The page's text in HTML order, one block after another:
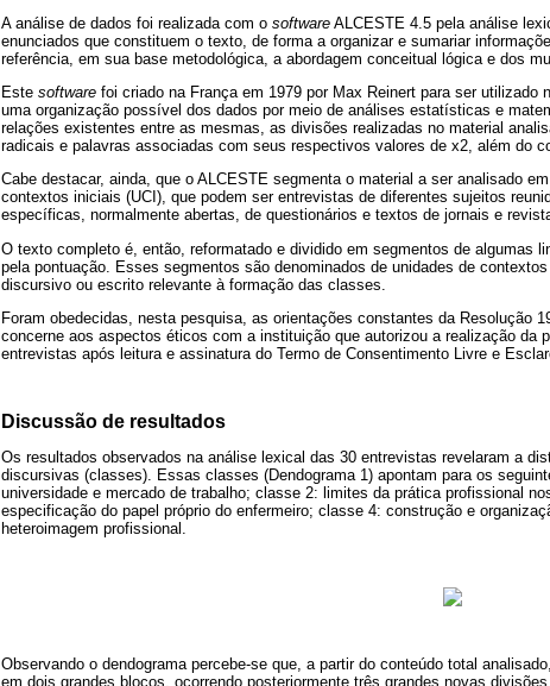
A análise de dados foi realizada com o software ALCESTE 4.5 pela análise
enunciados que constituem o texto, de forma a organizar e sumariar
referência, em sua base metodológica, a abordagem conceitual lógica e dos
Este software foi criado na França em 1979 por Max Reinert para ser utilizado
uma organização possível dos dados por meio de análises estatísticas e
relações existentes entre as mesmas, as divisões realizadas no material
radicais e palavras associadas com seus respectivos valores de x2, além do
Cabe destacar, ainda, que o ALCESTE segmenta o material a ser analisado
contextos iniciais (UCI), que podem ser entrevistas de diferentes sujeitos
específicas, normalmente abertas, de questionários e textos de jornais e
O texto completo é, então, reformatado e dividido em segmentos de algumas
pela pontuação. Esses segmentos são denominados de unidades de
discursivo ou escrito relevante à formação das classes.
Foram obedecidas, nesta pesquisa, as orientações constantes da Resolução
concerne aos aspectos éticos com a instituição que autorizou a realização da
entrevistas após leitura e assinatura do Termo de Consentimento Livre e
Discussão de resultados
Os resultados observados na análise lexical das 30 entrevistas revelaram a
discursivas (classes). Essas classes (Dendograma 1) apontam para os
universidade e mercado de trabalho; classe 2: limites da prática profissional
especificação do papel próprio do enfermeiro; classe 4: construção e
heteroimagem profissional.
Observando o dendograma percebe-se que, a partir do conteúdo total
em dois grandes blocos, ocorrendo posteriormente três grandes novas